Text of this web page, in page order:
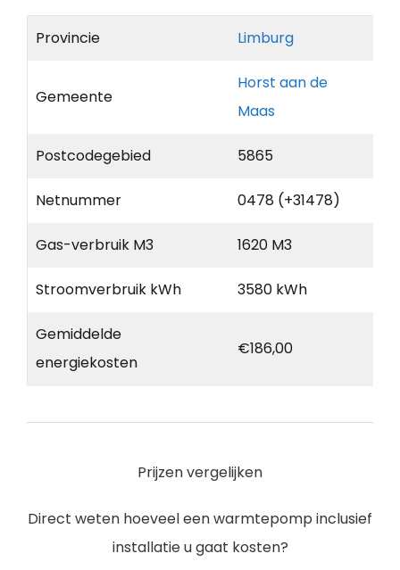
Provincie Limburg
Gemeente
Horst aan de
Maas
Postcodegebied 5865
Netnummer 0478 (+31478)
Gas-verbruik M3 1620 M3
Stroomverbruik kWh 3580 kWh
Gemiddelde
energiekosten
€186,00
Prijzen vergelijken
Direct weten hoeveel een warmtepomp inclusief
installatie u gaat kosten?